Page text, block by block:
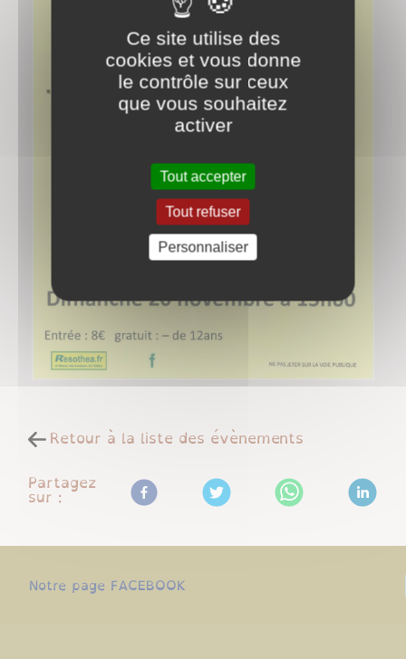
Retour à la liste des évènements
Partagez
sur :
Notre page FACEBOOK
Ce site utilise des
cookies et vous donne
le contrôle sur ceux
que vous souhaitez
activer
Tout accepter
Tout refuser
Personnaliser